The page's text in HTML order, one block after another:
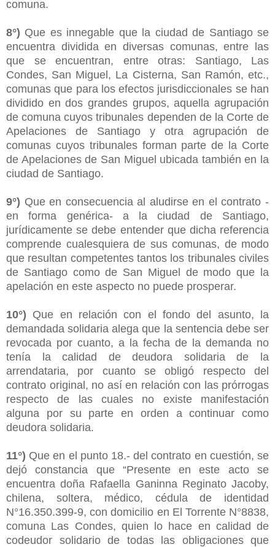
comuna.
8°) Que es innegable que la ciudad de Santiago se
encuentra dividida en diversas comunas, entre las
que se encuentran, entre otras: Santiago, Las
Condes, San Miguel, La Cisterna, San Ramón, etc.,
comunas que para los efectos jurisdiccionales se han
dividido en dos grandes grupos, aquella agrupación
de comuna cuyos tribunales dependen de la Corte de
Apelaciones de Santiago y otra agrupación de
comunas cuyos tribunales forman parte de la Corte
de Apelaciones de San Miguel ubicada también en la
ciudad de Santiago.
9°) Que en consecuencia al aludirse en el contrato -
en forma genérica- a la ciudad de Santiago,
jurídicamente se debe entender que dicha referencia
comprende cualesquiera de sus comunas, de modo
que resultan competentes tantos los tribunales civiles
de Santiago como de San Miguel de modo que la
apelación en este aspecto no puede prosperar.
10°) Que en relación con el fondo del asunto, la
demandada solidaria alega que la sentencia debe ser
revocada por cuanto, a la fecha de la demanda no
tenía la calidad de deudora solidaria de la
arrendataria, por cuanto se obligó respecto del
contrato original, no así en relación con las prórrogas
respecto de las cuales no existe manifestación
alguna por su parte en orden a continuar como
deudora solidaria.
11°) Que en el punto 18.- del contrato en cuestión, se
dejó constancia que “Presente en este acto se
encuentra doña Rafaella Ganinna Reginato Jacoby,
chilena, soltera, médico, cédula de identidad
N°16.350.399-9, con domicilio en El Torrente N°8838,
comuna Las Condes, quien lo hace en calidad de
codeudor solidario de todas las obligaciones que